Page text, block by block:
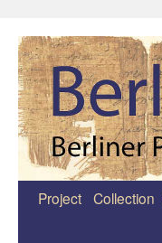
Zum
Project Collection